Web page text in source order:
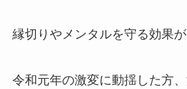
縁切りやメンタルを守る効果が
令和元年の激変に動揺した方